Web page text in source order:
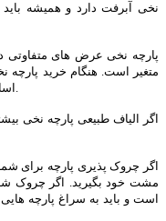
نخی آبرفت دارد و همیشه
متغیر است. هنگام خرید
اساس عرض پارچه مقدار مورد نظر را خریداری کنید.
اگر الیاف طبیعی پارچه نخی
اگر چروک ­پذیری پارچه برای
مشت خود بگیرید. اگر چروک
است و باید به سراغ پارچه